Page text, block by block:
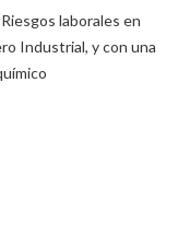
laborales en
Industrial, y con una